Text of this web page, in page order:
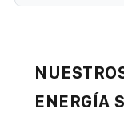
ENERGÍA